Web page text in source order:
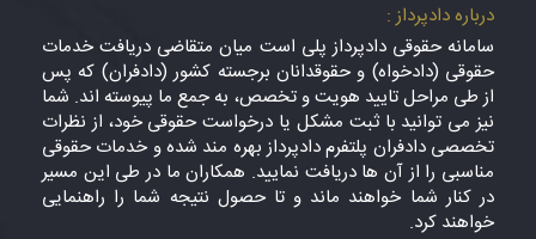
درباره دادپرداز :
سامانه حقوقی دادپرداز پلی است میان متقاضی دریافت خدمات
حقوقی (دادخواه) و حقوقدانان برجسته کشور (دادفران) که پس
از طی مراحل تایید هویت و تخصص، به جمع ما پیوسته اند. شما
نیز می توانید با ثبت مشکل یا درخواست حقوقی خود، از نظرات
تخصصی دادفران پلتفرم دادپرداز بهره مند شده و خدمات حقوقی
مناسبی را از آن ها دریافت نمایید. همکاران ما در طی این مسیر
در کنار شما خواهند ماند و تا حصول نتیجه شما را راهنمایی
خواهند کرد.